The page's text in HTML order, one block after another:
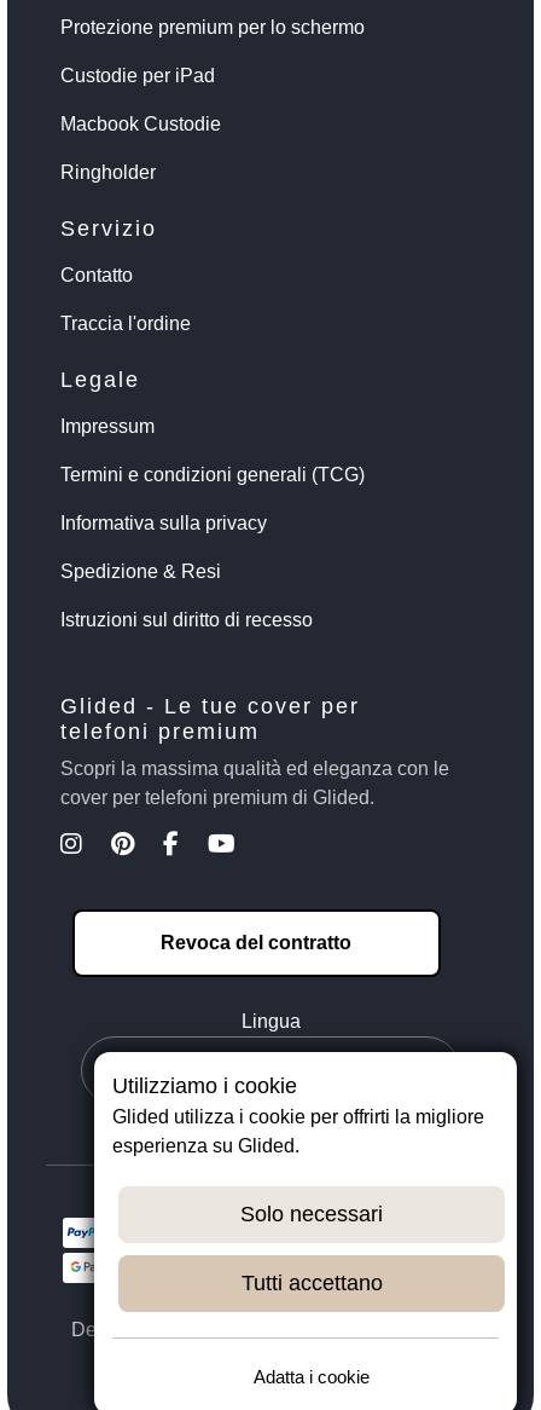
Protezione premium per lo schermo
Custodie per iPad
Macbook Custodie
Ringholder
Servizio
Contatto
Traccia l'ordine
Legale
Impressum
Termini e condizioni generali (TCG)
Informativa sulla privacy
Spedizione & Resi
Istruzioni sul diritto di recesso
Glided - Le tue cover per
telefoni premium
Scopri la massima qualità ed eleganza con le
cover per telefoni premium di Glided.
Revoca del contratto
Lingua
Designed with ❤️ in Dortmund - © 2023 - 2026,
Utilizziamo i cookie
Glided utilizza i cookie per offrirti la migliore
esperienza su Glided.
Solo necessari
Tutti accettano
Adatta i cookie